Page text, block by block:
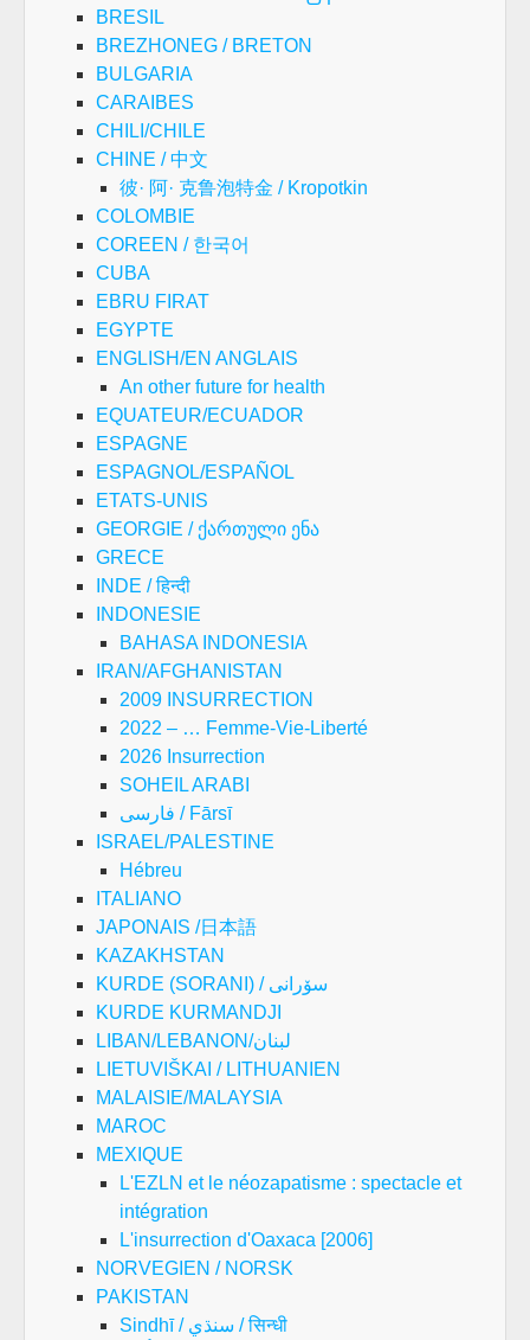
BRESIL
BREZHONEG / BRETON
BULGARIA
CARAIBES
CHILI/CHILE
CHINE / 中文
彼· 阿· 克鲁泡特金 / Kropotkin
COLOMBIE
COREEN / 한국어
CUBA
EBRU FIRAT
EGYPTE
ENGLISH/EN ANGLAIS
An other future for health
EQUATEUR/ECUADOR
ESPAGNE
ESPAGNOL/ESPAÑOL
ETATS-UNIS
GEORGIE / ქართული ენა
GRECE
INDE / हिन्दी
INDONESIE
BAHASA INDONESIA
IRAN/AFGHANISTAN
2009 INSURRECTION
2022 – … Femme-Vie-Liberté
2026 Insurrection
SOHEIL ARABI
فارسی / Fārsī
ISRAEL/PALESTINE
Hébreu
ITALIANO
JAPONAIS /日本語
KAZAKHSTAN
KURDE (SORANI) / سۆرانی
KURDE KURMANDJI
LIBAN/LEBANON/لبنان
LIETUVIŠKAI / LITHUANIEN
MALAISIE/MALAYSIA
MAROC
MEXIQUE
L'EZLN et le néozapatisme : spectacle et
intégration
L'insurrection d'Oaxaca [2006]
NORVEGIEN / NORSK
PAKISTAN
Sindhī / سنڌي / सिन्धी